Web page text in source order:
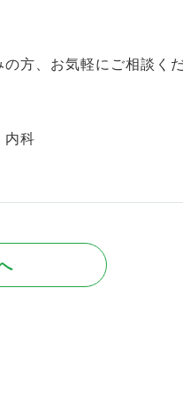
方、お気軽にご相談くだ
内科